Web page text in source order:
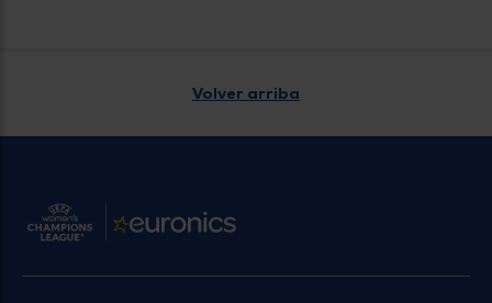
Volver arriba